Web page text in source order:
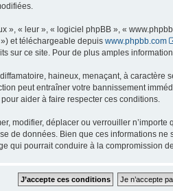
», « leur », « logiciel phpBB », «
et téléchargeable depuis www.phpbb.com
sur ce site. Pour de plus amples
haineux, menaçant, à
peut entraîner votre bannissement
aider à faire respecter ces conditions.
modifier, déplacer ou verrouiller
de données. Bien que ces informations
qui pourrait conduire à la compromission